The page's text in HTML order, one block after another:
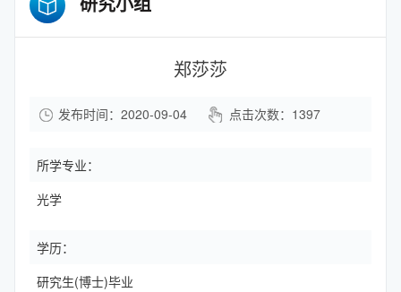
郑莎莎
发布时间：2020-09-04 点击次数： 1397
所学专业：
光学
学历：
研究生(博士)毕业